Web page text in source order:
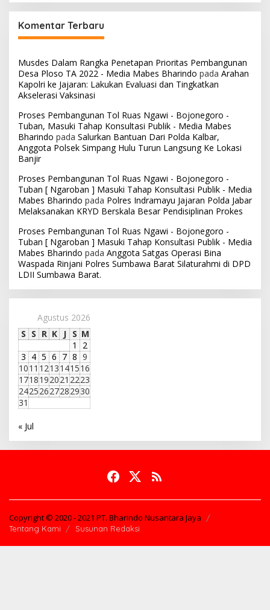
Komentar Terbaru
Musdes Dalam Rangka Penetapan Prioritas Pembangunan
Desa Ploso TA 2022 - Media Mabes Bharindo pada Arahan
Kapolri ke Jajaran: Lakukan Evaluasi dan Tingkatkan
Akselerasi Vaksinasi
Proses Pembangunan Tol Ruas Ngawi - Bojonegoro -
Tuban, Masuki Tahap Konsultasi Publik - Media Mabes
Bharindo pada Salurkan Bantuan Dari Polda Kalbar,
Anggota Polsek Simpang Hulu Turun Langsung Ke Lokasi
Banjir
Proses Pembangunan Tol Ruas Ngawi - Bojonegoro -
Tuban [ Ngaroban ] Masuki Tahap Konsultasi Publik - Media
Mabes Bharindo pada Polres Indramayu Jajaran Polda Jabar
Melaksanakan KRYD Berskala Besar Pendisiplinan Prokes
Proses Pembangunan Tol Ruas Ngawi - Bojonegoro -
Tuban [ Ngaroban ] Masuki Tahap Konsultasi Publik - Media
Mabes Bharindo pada Anggota Satgas Operasi Bina
Waspada Rinjani Polres Sumbawa Barat Silaturahmi di DPD
LDII Sumbawa Barat.
Agustus 2026
S S R K J S M
1
2
3 4 5 6 7 8 9
1011 1213141516
1718192021 2223
24252627282930
31
« Jul
Copyright © 2020 - 2021 PT. Bharindo Nusantara Jaya
Tentang Kami Susunan Redaksi